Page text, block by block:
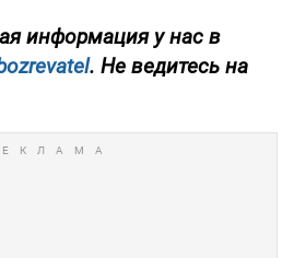
информация у нас в
. Не ведитесь на